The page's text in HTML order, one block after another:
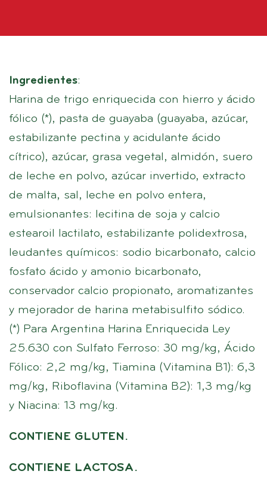
Ingredientes:
Harina de trigo enriquecida con hierro y ácido
fólico (*), pasta de guayaba (guayaba, azúcar,
estabilizante pectina y acidulante ácido
cítrico), azúcar, grasa vegetal, almidón, suero
de leche en polvo, azúcar invertido, extracto
de malta, sal, leche en polvo entera,
emulsionantes: lecitina de soja y calcio
estearoil lactilato, estabilizante polidextrosa,
leudantes químicos: sodio bicarbonato, calcio
fosfato ácido y amonio bicarbonato,
conservador calcio propionato, aromatizantes
y mejorador de harina metabisulfito sódico.
(*) Para Argentina Harina Enriquecida Ley
25.630 con Sulfato Ferroso: 30 mg/kg, Ácido
Fólico: 2,2 mg/kg, Tiamina (Vitamina B1): 6,3
mg/kg, Riboflavina (Vitamina B2): 1,3 mg/kg
y Niacina: 13 mg/kg.
CONTIENE GLUTEN.
CONTIENE LACTOSA.